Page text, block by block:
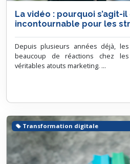
La vidéo : pourquoi s’agit-
incontournable pour les
Depuis plusieurs années déjà,
beaucoup de réactions chez
véritables atouts marketing. ...
Transformation digitale